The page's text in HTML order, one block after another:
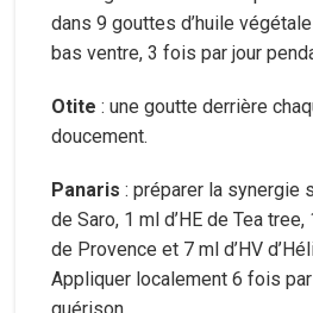
dans 9 gouttes d’huile
bas ventre, 3 fois par jour
Otite : une goutte derrière
doucement.
Panaris : préparer la synergie
de Saro, 1 ml d’HE de Tea tree,
de Provence et 7 ml d’HV
Appliquer localement 6 fois par